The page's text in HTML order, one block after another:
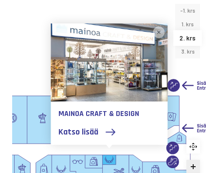
MAINOA CRAFT & DESIGN
Katso lisää
-1. krs
1. krs
2. krs
3. krs